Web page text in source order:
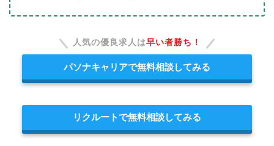
人気の優良求人は早い者勝ち！
パソナキャリアで無料相談してみる
リクルートで無料相談してみる